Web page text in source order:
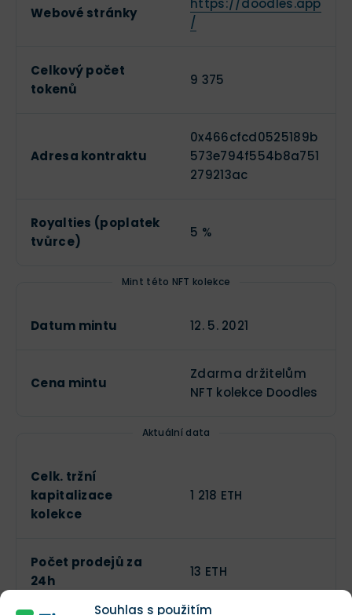
Souhlas s použitím
Webové stránky
https://doodles.app
/
Celkový počet
tokenů
9 375
Adresa kontraktu
0x466cfcd0525189b
573e794f554b8a751
279213ac
Royalties (poplatek
tvůrce)
5 %
Mint této NFT kolekce
Datum mintu 12. 5. 2021
Cena mintu
Zdarma držitelům
NFT kolekce Doodles
Aktuální data
Celk. tržní
kapitalizace
kolekce
1 218 ETH
Počet prodejů za
24h
13 ETH